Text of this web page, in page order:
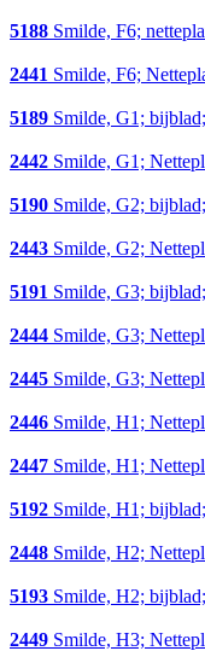
5188 Smilde, F6;
2441 Smilde, F6;
5189 Smilde, G1;
2442 Smilde, G1;
5190 Smilde, G2;
2443 Smilde, G2;
5191 Smilde, G3;
2444 Smilde, G3;
2445 Smilde, G3;
2446 Smilde, H1;
2447 Smilde, H1;
5192 Smilde, H1;
2448 Smilde, H2;
5193 Smilde, H2;
2449 Smilde, H3;